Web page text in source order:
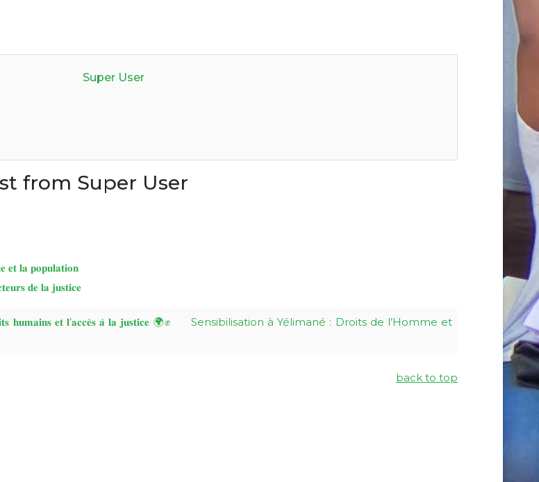
Super User
from Super User
𝐥𝐚 𝐩𝐨𝐩𝐮𝐥𝐚𝐭𝐢𝐨𝐧
𝐝𝐞 𝐥𝐚 𝐣𝐮𝐬𝐭𝐢𝐜𝐞
𝐡𝐮𝐦𝐚𝐢𝐧𝐬 𝐞𝐭 𝐥’𝐚𝐜𝐜𝐞̀𝐬 𝐚̀ 𝐥𝐚 𝐣𝐮𝐬𝐭𝐢𝐜𝐞 🌍✊
Sensibilisation à Yélimané : Droits de l’Homme et
back to top